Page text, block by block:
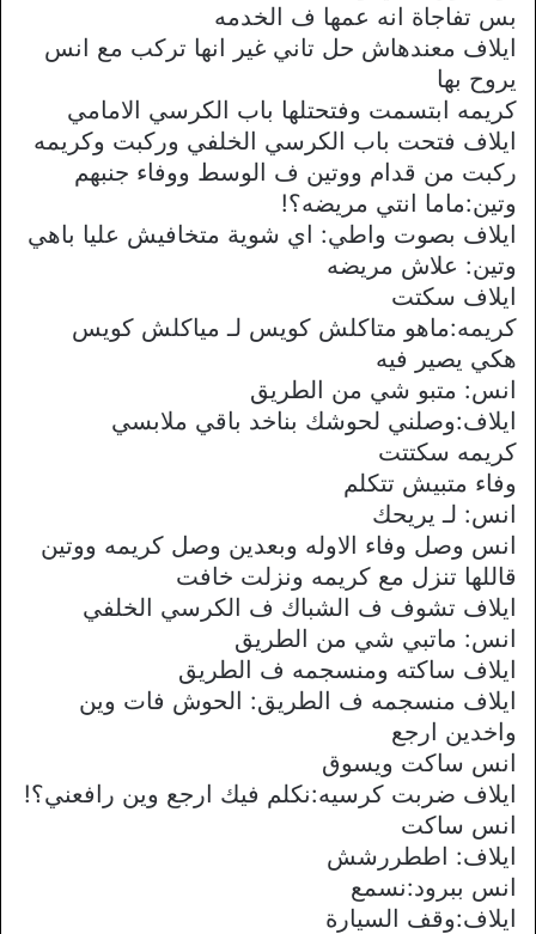
بس تفاجاة انه عمها ف الخدمه
ايلاف معندهاش حل تاني غير انها تركب مع انس
يروح بها
كريمه ابتسمت وفتحتلها باب الكرسي الامامي
ايلاف فتحت باب الكرسي الخلفي وركبت وكريمه
ركبت من قدام ووتين ف الوسط ووفاء جنبهم
وتين:ماما انتي مريضه؟!
ايلاف بصوت واطي: اي شوية متخافيش عليا باهي
وتين: علاش مريضه
ايلاف سكتت
كريمه:ماهو متاكلش كويس لـ مياكلش كويس
هكي يصير فيه
انس: متبو شي من الطريق
ايلاف:وصلني لحوشك بناخد باقي ملابسي
كريمه سكتتت
وفاء متبيش تتكلم
انس: لـ يريحك
انس وصل وفاء الاوله وبعدين وصل كريمه ووتين
قاللها تنزل مع كريمه ونزلت خافت
ايلاف تشوف ف الشباك ف الكرسي الخلفي
انس: ماتبي شي من الطريق
ايلاف ساكته ومنسجمه ف الطريق
ايلاف منسجمه ف الطريق: الحوش فات وين
واخدين ارجع
انس ساكت ويسوق
ايلاف ضربت كرسيه:نكلم فيك ارجع وين رافعني؟!
انس ساكت
ايلاف: اططررشش
انس ببرود:نسمع
ايلاف:وقف السيارة